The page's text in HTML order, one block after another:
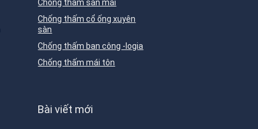
Chống thấm sàn mái
Chống thấm cổ ống xuyên
sàn
Chống thấm ban công -logia
Chống thấm mái tôn
Bài viết mới